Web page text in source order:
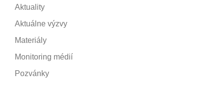
Aktuality
Aktuálne výzvy
Materiály
Monitoring médií
Pozvánky